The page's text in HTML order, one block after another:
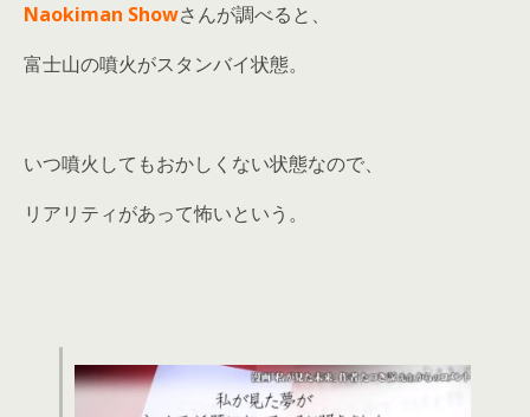
Naokiman Showさんが調べると、
富士山の噴火がスタンバイ状態。
いつ噴火してもおかしくない状態なので、
リアリティがあって怖いという。